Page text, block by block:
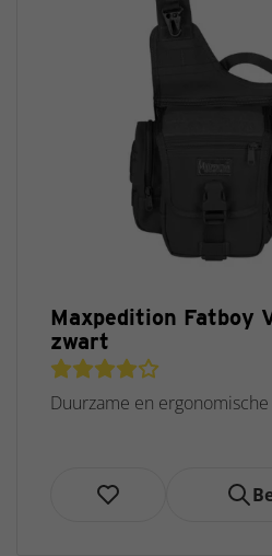
Maxpedition Fatboy
zwart
Duurzame en